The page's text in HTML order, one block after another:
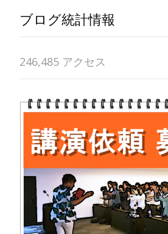
ブログ統計情報
246,485 アクセス